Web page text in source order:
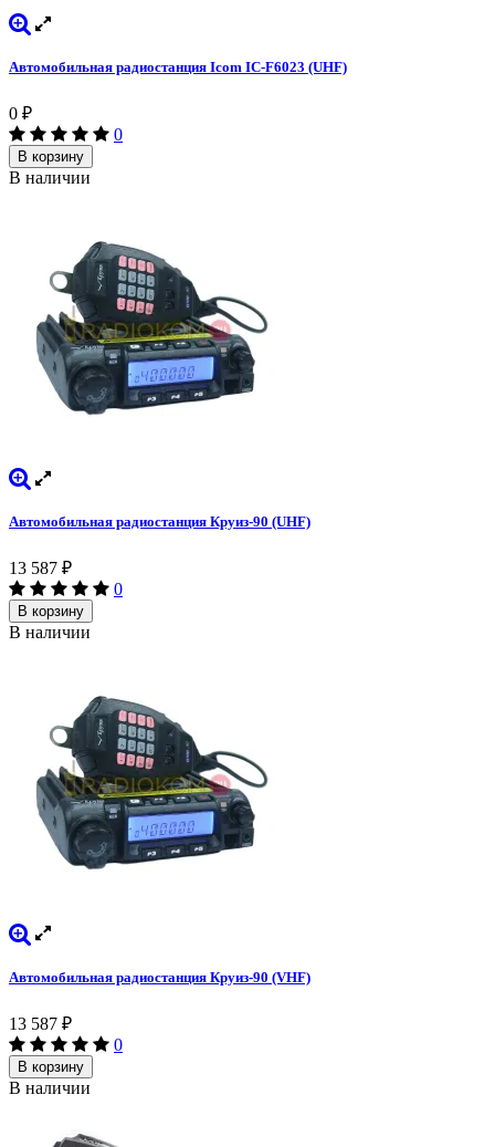
Автомобильная радиостанция Icom IC-F6023 (UHF)
0 ₽
0
В корзину
В наличии
Автомобильная радиостанция Круиз-90 (UHF)
13 587 ₽
0
В корзину
В наличии
Автомобильная радиостанция Круиз-90 (VHF)
13 587 ₽
0
В корзину
В наличии